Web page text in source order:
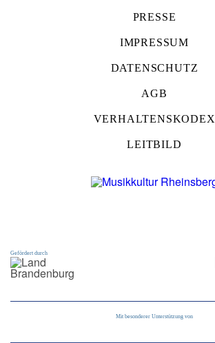
PRESSE
IMPRESSUM
DATENSCHUTZ
AGB
VERHALTENSKODEX
LEITBILD
Gefördert durch
Mit besonderer Unterstützung von